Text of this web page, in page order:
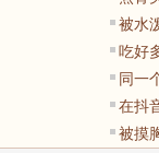
被水
吃好
同一
在抖
被摸